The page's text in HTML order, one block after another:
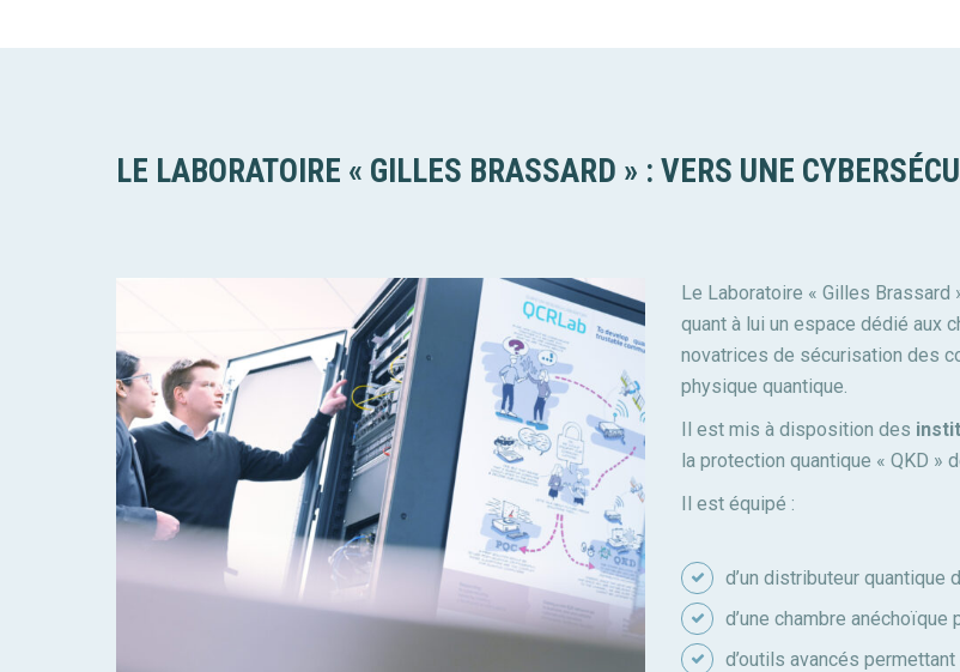
LE LABORATOIRE « GILLES BRASSARD » : VERS UNE
Le Laboratoire « Gilles Brassard
quant à lui un espace dédié aux
novatrices de sécurisation des
physique quantique.
Il est mis à disposition des
la protection quantique « QKD »
Il est équipé :
d’un distributeur quantique
d’une chambre
d’outils avancés